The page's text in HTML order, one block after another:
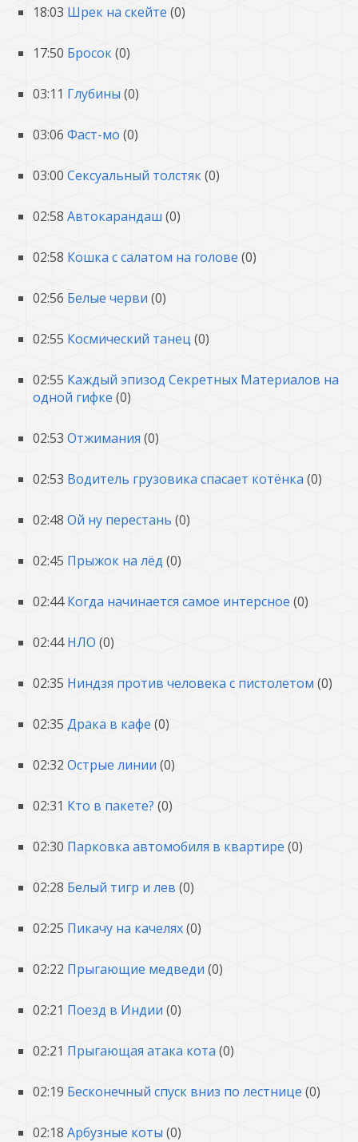
18:03 Шрек на скейте (0)
17:50 Бросок(0)
03:11 Глубины (0)
03:06 Фаст-мо (0)
03:00 Сексуальный толстяк(0)
02:58 Автокарандаш (0)
02:58 Кошка с салатом на голове (0)
02:56 Белые черви (0)
02:55 Космический танец (0)
02:55 Каждый эпизод Секретных Материалов на
одной гифке (0)
02:53 Отжимания (0)
02:53 Водитель грузовика спасает котёнка (0)
02:48 Ой ну перестань (0)
02:45 Прыжок на лёд (0)
02:44 Когда начинается самое интерсное (0)
02:44 НЛО (0)
02:35 Ниндзя против человека с пистолетом (0)
02:35 Драка в кафе (0)
02:32 Острые линии(0)
02:31 Кто в пакете? (0)
02:30 Парковка автомобиля в квартире (0)
02:28 Белый тигр и лев (0)
02:25 Пикачу на качелях(0)
02:22 Прыгающие медведи (0)
02:21 Поезд в Индии (0)
02:21 Прыгающая атака кота (0)
02:19 Бесконечный спуск вниз по лестнице (0)
02:18 Арбузные коты (0)